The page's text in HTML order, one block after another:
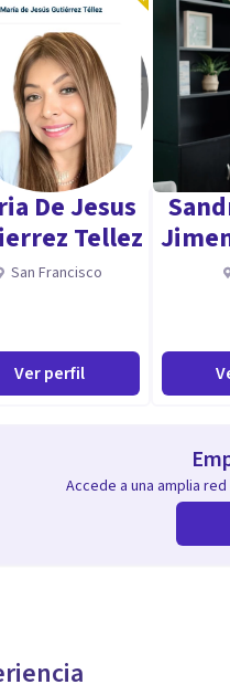
vocacionales.
e interpretación de
y talleres en Salud Mental
en Psicología.
en identificación,
De Jesus
Tellez
San Francisco
Ver perfil
Accede a una amplia